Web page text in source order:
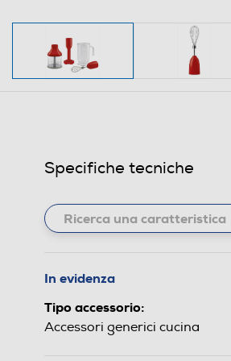
Specifiche tecniche
In evidenza
Tipo accessorio:
Accessori generici cucina